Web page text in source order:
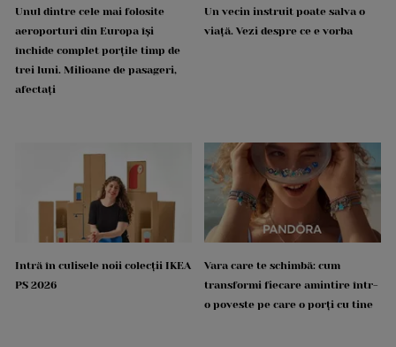
Unul dintre cele mai folosite
aeroporturi din Europa își
închide complet porțile timp de
trei luni. Milioane de pasageri,
afectați
Un vecin instruit poate salva o
viață. Vezi despre ce e vorba
Intră în culisele noii colecții IKEA
PS 2026
Vara care te schimbă: cum
transformi fiecare amintire într-
o poveste pe care o porți cu tine